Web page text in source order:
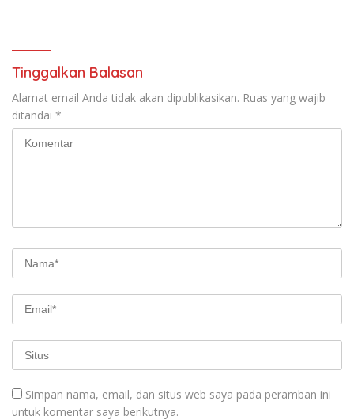
Tinggalkan Balasan
Alamat email Anda tidak akan dipublikasikan. Ruas yang wajib
ditandai *
Simpan nama, email, dan situs web saya pada peramban ini
untuk komentar saya berikutnya.